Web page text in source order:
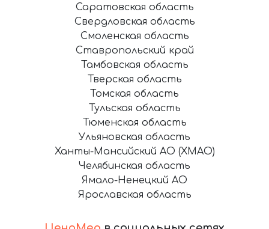
Саратовская область
Свердловская область
Смоленская область
Ставропольский край
Тамбовская область
Тверская область
Томская область
Тульская область
Тюменская область
Ульяновская область
Ханты-Мансийский АО (ХМАО)
Челябинская область
Ямало-Ненецкий АО
Ярославская область